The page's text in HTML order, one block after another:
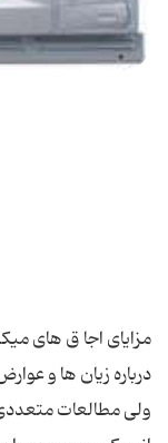
مزایای اجا ق های
درباره زیان ها و
ولی مطالعات